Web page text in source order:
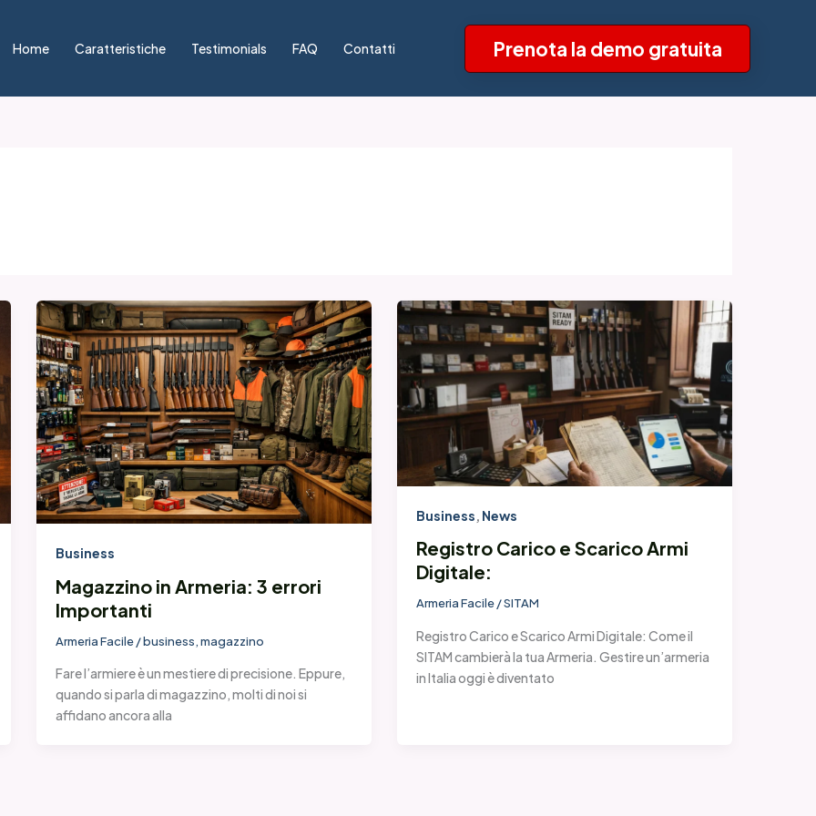
Home Caratteristiche Testimonials FAQ Contatti Prenota la demo gratuita
Business
Magazzino in Armeria: 3 errori
Importanti
Armeria Facile/business,magazzino
Fare l’armiere è un mestiere di precisione. Eppure,
quando si parla di magazzino, molti di noi si
affidano ancora alla
Business, News
Registro Carico e Scarico Armi
Digitale:
Armeria Facile/SITAM
Registro Carico e Scarico Armi Digitale: Come il
SITAM cambierà la tua Armeria. Gestire un’armeria
in Italia oggi è diventato